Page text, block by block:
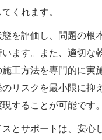
くれます。
を評価し、問題の根
ます。また、適切な
工方法を専門的に実
リスクを最小限に抑
することが可能です。
とサポートは、安心